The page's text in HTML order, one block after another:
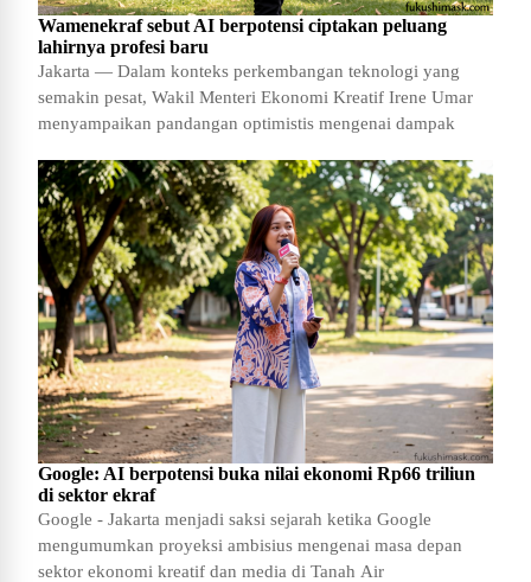
Wamenekraf sebut AI berpotensi ciptakan peluang
lahirnya profesi baru
Jakarta — Dalam konteks perkembangan teknologi yang
semakin pesat, Wakil Menteri Ekonomi Kreatif Irene Umar
menyampaikan pandangan optimistis mengenai dampak
Google: AI berpotensi buka nilai ekonomi Rp66 triliun
di sektor ekraf
Google - Jakarta menjadi saksi sejarah ketika Google
mengumumkan proyeksi ambisius mengenai masa depan
sektor ekonomi kreatif dan media di Tanah Air